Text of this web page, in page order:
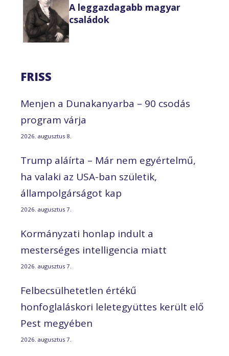
A leggazdagabb magyar
családok
FRISS
Menjen a Dunakanyarba – 90 csodás
program várja
2026. augusztus 8.
Trump aláírta – Már nem egyértelmű,
ha valaki az USA-ban születik,
állampolgárságot kap
2026. augusztus 7.
Kormányzati honlap indult a
mesterséges intelligencia miatt
2026. augusztus 7.
Felbecsülhetetlen értékű
honfoglaláskori leletegyüttes került elő
Pest megyében
2026. augusztus 7.